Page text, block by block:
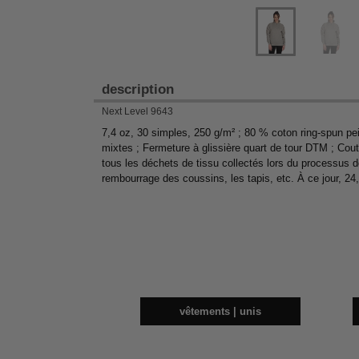
description
Next Level 9643
7,4 oz, 30 simples, 250 g/m² ; 80 % coton ring-spun
mixtes ; Fermeture à glissière quart de tour DTM ;
tous les déchets de tissu collectés lors du processus
rembourrage des coussins, les tapis, etc. À ce jour,
vêtements | unis